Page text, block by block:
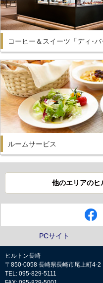
コーヒー＆スイーツ「ディ･バ
ルームサービス
他のエリアのヒ
PCサイト
ヒルトン長崎
〒850-0058 長崎県長崎市尾上町4-2
TEL: 095-829-5111